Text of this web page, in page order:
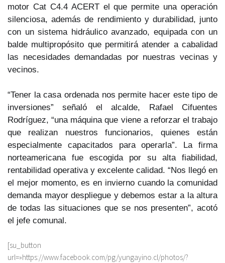
motor Cat C4.4 ACERT el que permite una operación
silenciosa, además de rendimiento y durabilidad, junto
con un sistema hidráulico avanzado, equipada con un
balde multipropósito que permitirá atender a cabalidad
las necesidades demandadas por nuestras vecinas y
vecinos.
“Tener la casa ordenada nos permite hacer este tipo de
inversiones” señaló el alcalde, Rafael Cifuentes
Rodríguez, “una máquina que viene a reforzar el trabajo
que realizan nuestros funcionarios, quienes están
especialmente capacitados para operarla”. La firma
norteamericana fue escogida por su alta fiabilidad,
rentabilidad operativa y excelente calidad. “Nos llegó en
el mejor momento, es en invierno cuando la comunidad
demanda mayor despliegue y debemos estar a la altura
de todas las situaciones que se nos presenten”, acotó
el jefe comunal.
[su_button
url=»https://www.facebook.com/pg/yungayino.cl/photos/?